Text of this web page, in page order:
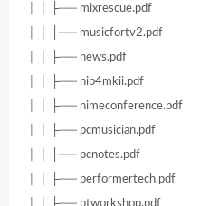
│ │ ├── mixrescue.pdf
│ │ ├── musicfortv2.pdf
│ │ ├── news.pdf
│ │ ├── nib4mkii.pdf
│ │ ├── nimeconference.pdf
│ │ ├── pcmusician.pdf
│ │ ├── pcnotes.pdf
│ │ ├── performertech.pdf
│ │ ├── ptworkshop.pdf